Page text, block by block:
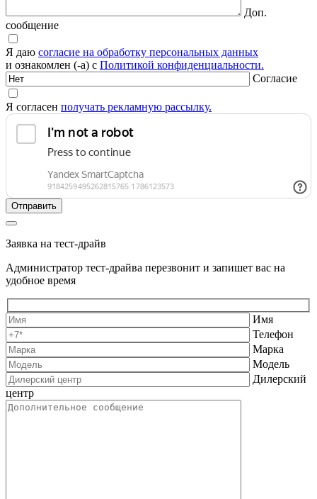
Доп.
сообщение
Я даю согласие на обработку персональных данных
и ознакомлен (-а) с Политикой конфиденциальности.
Согласие
Я согласен получать рекламную рассылку.
Заявка на тест-драйв
Администратор тест-драйва перезвонит и запишет вас на
удобное время
Имя
Телефон
Марка
Модель
Дилерский
центр